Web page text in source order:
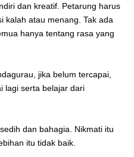
dan kreatif. Petarung harus
kalah atau menang. Tak ada
hanya tentang rasa yang
jika belum tercapai,
lagi serta belajar dari
dan bahagia. Nikmati itu
itu tidak baik.